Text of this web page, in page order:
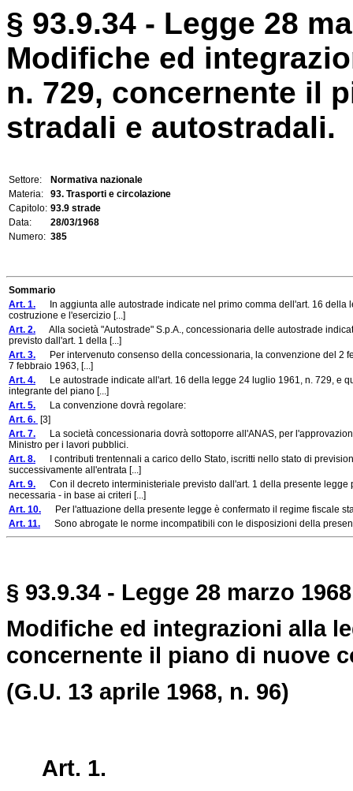
§ 93.9.34 - Legge 28
Modifiche ed
n. 729, concernente il
stradali e autostradali.
Settore:
Normativa nazionale
Materia:
93. Trasporti e circolazione
Capitolo: 93.9 strade
Data:
28/03/1968
Numero: 385
Sommario
Art. 1. In aggiunta alle autostrade indicate nel primo comma dell'art. 16 della
costruzione e l'esercizio [...]
Art. 2. Alla società "Autostrade" S.p.A., concessionaria delle autostrade
previsto dall'art. 1 della [...]
Art. 3. Per intervenuto consenso della concessionaria, la convenzione del 2
7 febbraio 1963, [...]
Art. 4. Le autostrade indicate all'art. 16 della legge 24 luglio 1961, n. 729, e
integrante del piano [...]
Art. 5. La convenzione dovrà regolare:
Art. 6. [3]
Art. 7. La società concessionaria dovrà sottoporre all'ANAS, per
Ministro per i lavori pubblici.
Art. 8. I contributi trentennali a carico dello Stato, iscritti nello stato di
successivamente all'entrata [...]
Art. 9. Con il decreto interministeriale previsto dall'art. 1 della presente legge
necessaria - in base ai criteri [...]
Art. 10. Per l'attuazione della presente legge è confermato il regime fiscale
Art. 11. Sono abrogate le norme incompatibili con le disposizioni della
§ 93.9.34 - Legge 28 marzo
Modifiche ed integrazioni alla
concernente il piano di nuove
(G.U. 13 aprile 1968, n. 96)
Art. 1.